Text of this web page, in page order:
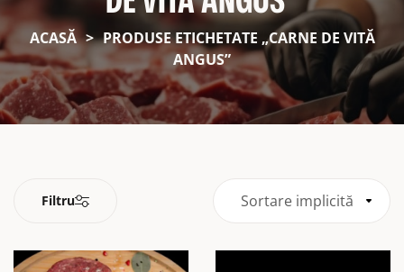
ACASĂ > PRODUSE ETICHETATE „CARNE DE VITĂ
ANGUS”
Filtru Sortare implicită